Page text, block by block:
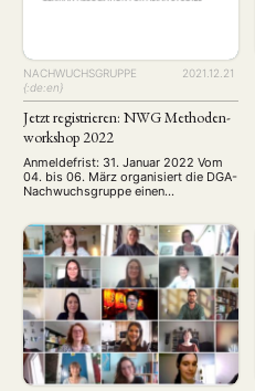
NACHWUCHSGRUPPE
2021.12.21
{:de:en}
Jetzt registrieren: NWG Methoden-
workshop 2022
Anmeldefrist: 31. Januar 2022 Vom
04. bis 06. März organisiert die DGA-
Nachwuchsgruppe einen
An diesem Wochenende werden wir
offline in Würzburg von Experten
Vorschläge bekommen, sowie
untereinander Erfahrungen
austauschen wie sowohl qualitative
als auch quantitative Forschung
während der Pandemie stattfinden
kann. Der Workshop richtet sich …